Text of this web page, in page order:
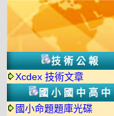
技術公報
Xcdex 技術文章
國小國中高中
國小命題題庫光碟